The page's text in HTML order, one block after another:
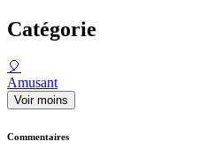
Catégorie
🎈
Amusant
Voir moins
Commentaires